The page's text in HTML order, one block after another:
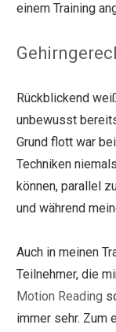
einem Training
Rückblickend
unbewusst
Grund flott war
Techniken
können, parallel
und während
Auch in meinen
Teilnehmer, die
Motion Reading
immer sehr. Zum